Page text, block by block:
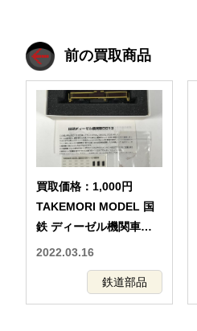
前の買取商品
買取価格：1,000円
TAKEMORI MODEL 国
鉄 ディーゼル機関車
DD13 (6次形) TM19500-
2022.03.16
鉄道部品